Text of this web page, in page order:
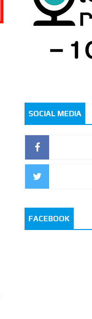
SOCIAL MEDIA
FACEBOOK